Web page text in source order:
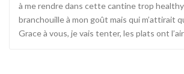
à me rendre dans cette cantine trop
branchouille à mon goût mais qui m’attirait
Grace à vous, je vais tenter, les plats ont